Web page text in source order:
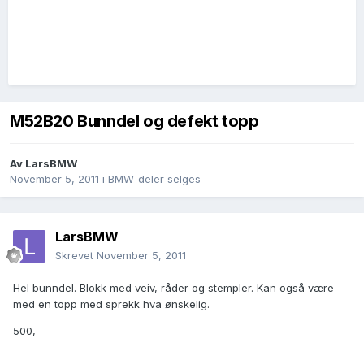
M52B20 Bunndel og defekt topp
Av LarsBMW
November 5, 2011 i BMW-deler selges
LarsBMW
Skrevet November 5, 2011
Hel bunndel. Blokk med veiv, råder og stempler. Kan også være
med en topp med sprekk hva ønskelig.
500,-